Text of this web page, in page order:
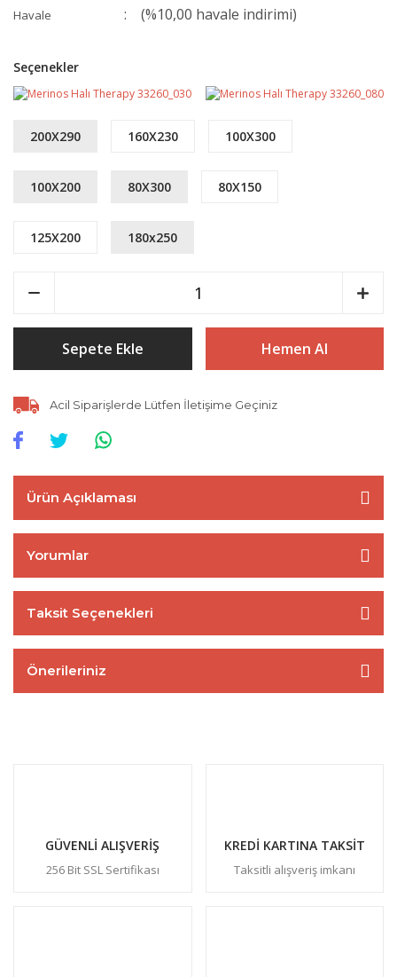
Havale
(%10,00 havale indirimi)
Seçenekler
200X290 160X230 100X300
100X200 80X300 80X150
125X200 180x250
Sepete Ekle Hemen Al
Acil Siparişlerde Lütfen İletişime Geçiniz
Ürün Açıklaması
Yorumlar
Taksit Seçenekleri
Önerileriniz
GÜVENLİ ALIŞVERİŞ
256 Bit SSL Sertifikası
KREDİ KARTINA TAKSİT
Taksitli alışveriş imkanı